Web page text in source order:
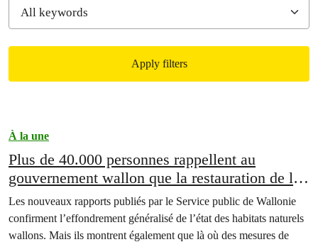
Apply filters
À la une
Plus de 40.000 personnes rappellent au
gouvernement wallon que la restauration de la
nature est une priorité politique
Les nouveaux rapports publiés par le Service public de Wallonie
confirment l’effondrement généralisé de l’état des habitats naturels
wallons. Mais ils montrent également que là où des mesures de